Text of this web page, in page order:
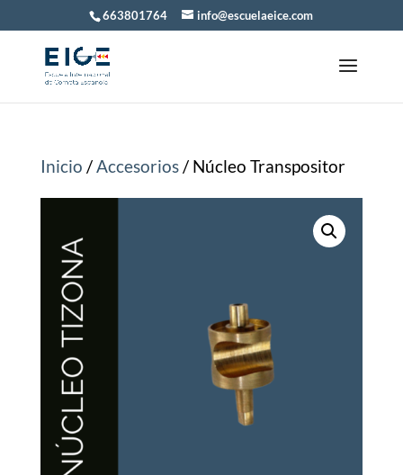
663801764 info@escuelaeice.com
Inicio /Accesorios/ Núcleo Transpositor